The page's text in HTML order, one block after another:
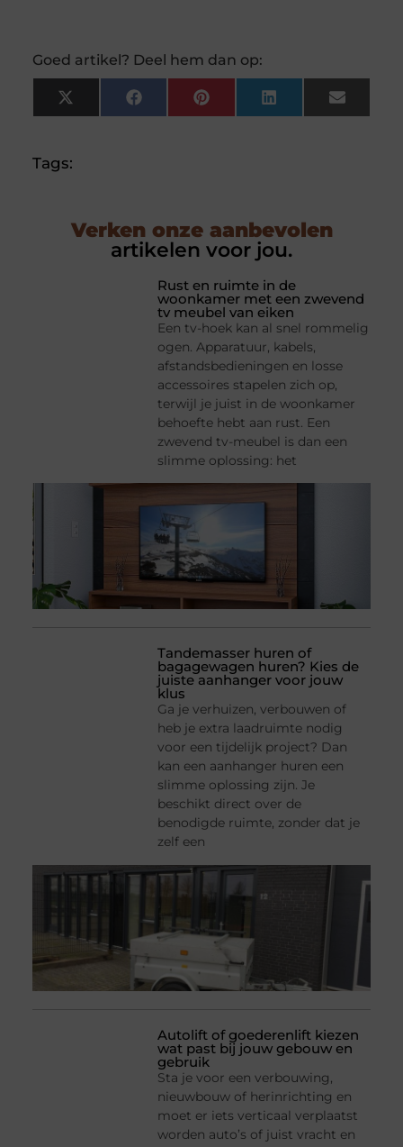
Goed artikel? Deel hem dan op:
X
(Twitter)
FacebookPinterestLinkedInEmail
Tags:
Verken onze aanbevolen
artikelen voor jou.
Rust en ruimte in de
woonkamer met een zwevend
tv meubel van eiken
Een tv-hoek kan al snel rommelig
ogen. Apparatuur, kabels,
afstandsbedieningen en losse
accessoires stapelen zich op,
terwijl je juist in de woonkamer
behoefte hebt aan rust. Een
zwevend tv-meubel is dan een
slimme oplossing: het
Tandemasser huren of
bagagewagen huren? Kies de
juiste aanhanger voor jouw
klus
Ga je verhuizen, verbouwen of
heb je extra laadruimte nodig
voor een tijdelijk project? Dan
kan een aanhanger huren een
slimme oplossing zijn. Je
beschikt direct over de
benodigde ruimte, zonder dat je
zelf een
Autolift of goederenlift kiezen
wat past bij jouw gebouw en
gebruik
Sta je voor een verbouwing,
nieuwbouw of herinrichting en
moet er iets verticaal verplaatst
worden auto’s of juist vracht en